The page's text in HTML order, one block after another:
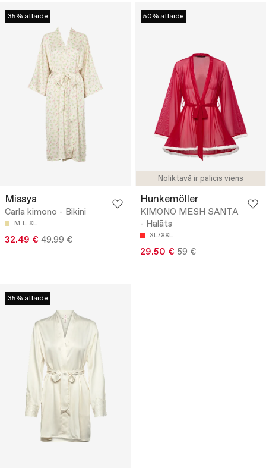
35% atlaide
Missya
Carla kimono - Bikini
M L XL
32.49 € 49.99 €
Noliktavā ir palicis viens
50% atlaide
Hunkemöller
KIMONO MESH SANTA
- Halāts
XL/XXL
29.50 € 59 €
35% atlaide